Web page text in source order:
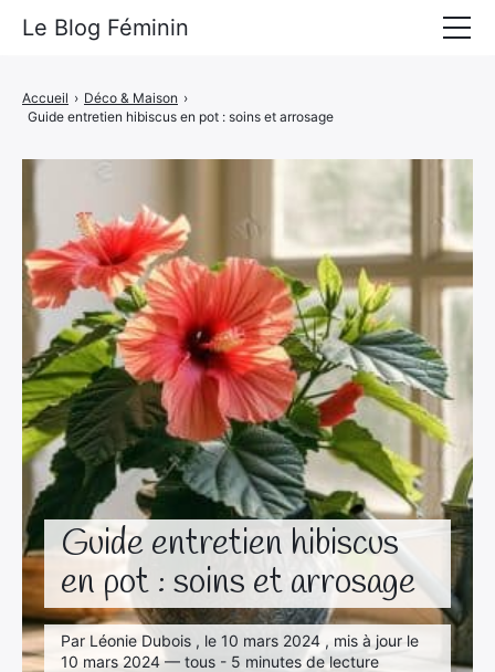
Guide entretien hibiscus
en pot : soins et arrosage
Par Léonie Dubois , le 10 mars 2024 , mis à jour le
10 mars 2024 — tous - 5 minutes de lecture
Accueil › Déco & Maison ›
Guide entretien hibiscus en pot : soins et arrosage
Le Blog Féminin
Alimentation
Bien-être
Voyages
Déco & Maison
Amour